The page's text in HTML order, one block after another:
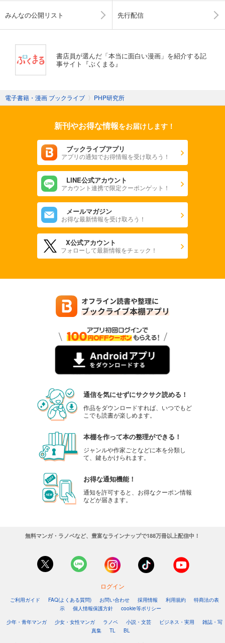
みんなの公開リスト 先行配信
書店員が選んだ「本当に面白い漫画」を紹介する記
事サイト『ぶくまる』
電子書籍・漫画 ブックライブ 〉 PHP研究所
新刊やお得な情報をお届けします！
ブックライブアプリ
アプリの通知でお得情報を受け取ろう！
LINE公式アカウント
アカウント連携で限定クーポンゲット！
メールマガジン
お得な最新情報を受け取ろう！
X公式アカウント
フォローして最新情報をチェック！
通信を気にせずにサクサク読める！
作品をダウンロードすれば、いつでもど
こでも読書が楽しめます。
本棚を作って本の整理ができる！
ジャンルや作家ごとなどに本を分類し
て、鍵もかけられます。
お得な通知機能！
通知を許可すると、お得なクーポン情報
などが届きます。
無料マンガ・ラノベなど、豊富なラインナップで188万冊以上配信中！
ログイン
ご利用ガイド FAQ(よくある質問) お問い合わせ 採用情報 利用規約
特商法の表
示
個人情報保護方針
cookie等ポリシー
少年・青年マンガ
少女・女性マンガ ラノベ 小説・文芸 ビジネス・実用
雑誌・写
真集
TL BL